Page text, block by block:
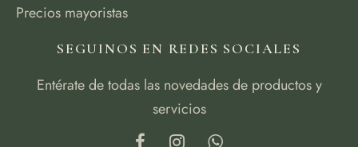
Precios mayoristas
SEGUINOS EN REDES SOCIALES
Entérate de todas las novedades de productos y
servicios